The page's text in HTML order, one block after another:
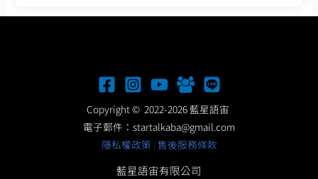
Copyright © 2022-2026 藍星語宙
電子郵件： startalkaba@gmail.com
隱私權政策 | 售後服務條款
藍星語宙有限公司